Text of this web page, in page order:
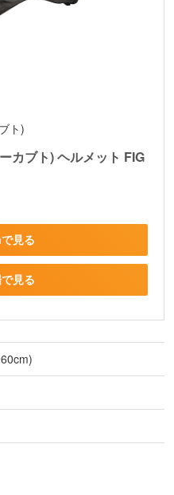
ト)
カブト) ヘルメット FIG
見る
見る